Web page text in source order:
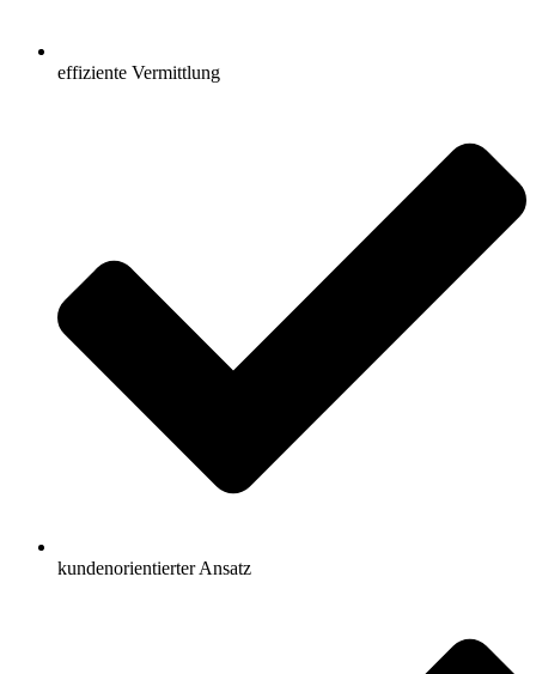
effiziente Vermittlung
kundenorientierter Ansatz